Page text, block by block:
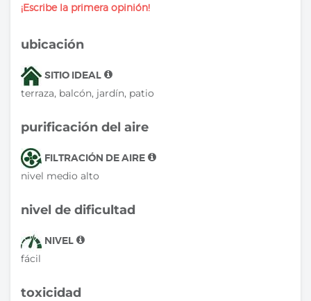
¡Escribe la primera opinión!
ubicación
SITIO IDEAL
terraza, balcón, jardín, patio
purificación del aire
FILTRACIÓN DE AIRE
nivel medio alto
nivel de dificultad
NIVEL
fácil
toxicidad